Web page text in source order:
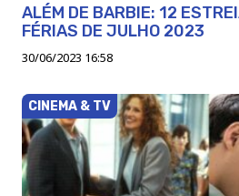
ALÉM DE BARBIE: 12
FÉRIAS DE JULHO 2023
30/06/2023 16:58
CINEMA & TV